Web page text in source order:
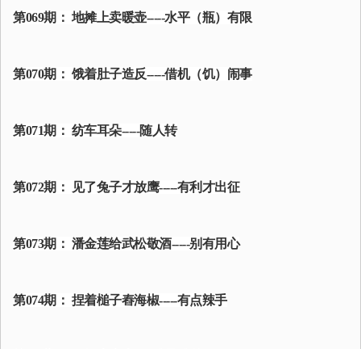
第069期： 地摊上卖暖壶-----水平（瓶）有限
第070期： 饿着肚子造反-----借机（饥）闹事
第071期： 纺车耳朵-----随人转
第072期： 见了兔子才放鹰-----有利才出征
第073期： 潘金莲给武松敬酒-----别有用心
第074期： 捏着槌子舂海椒-----有点辣手